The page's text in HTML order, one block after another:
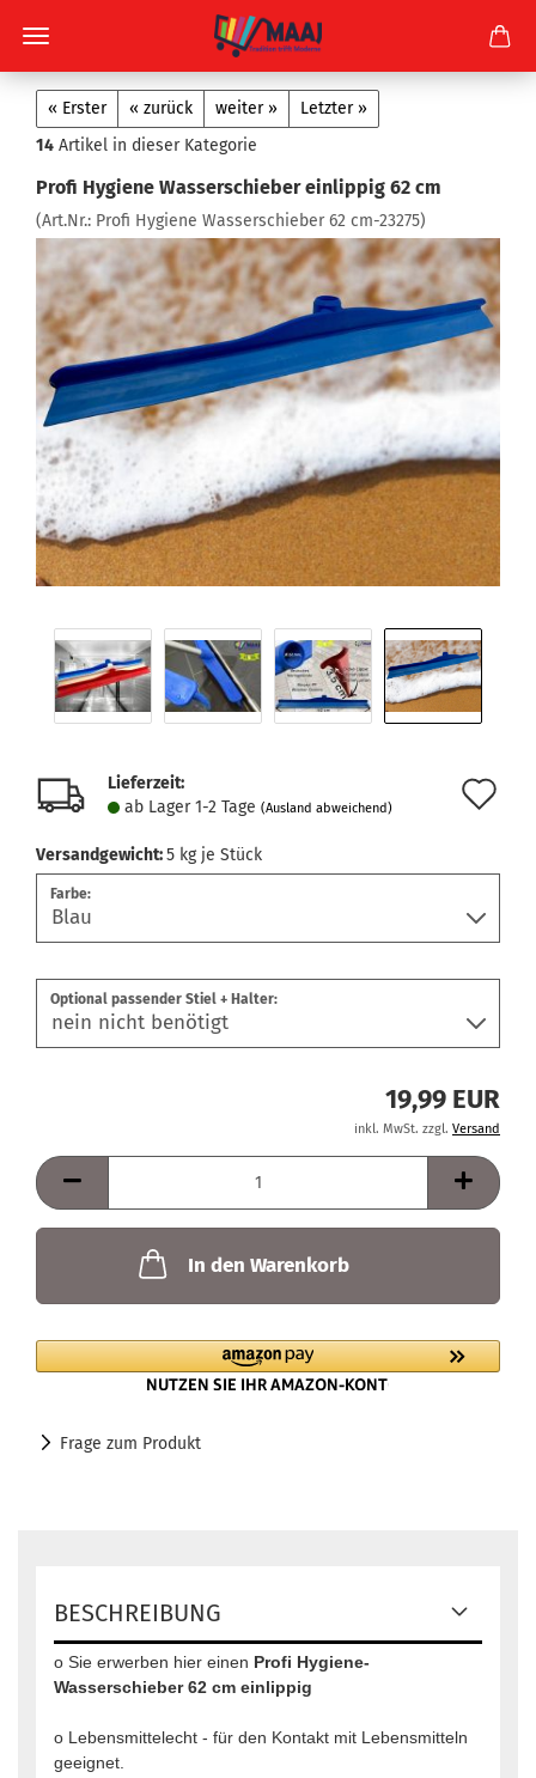
« Erster « zurück weiter »
Letzter »
14 Artikel in dieser Kategorie
Profi Hygiene Wasserschieber einlippig 62 cm
(Art.Nr.: Profi Hygiene Wasserschieber 62 cm-23275)
Lieferzeit:
ab Lager 1-2 Tage (Ausland abweichend)
Versandgewicht:5 kg je Stück
Farbe:
Optional passender Stiel + Halter:
19,99 EUR
inkl. MwSt. zzgl. Versand
In den Warenkorb
Frage zum Produkt
BESCHREIBUNG
o Sie erwerben hier einen Profi Hygiene-
Wasserschieber 62 cm einlippig
o Lebensmittelecht - für den Kontakt mit Lebensmitteln
geeignet.